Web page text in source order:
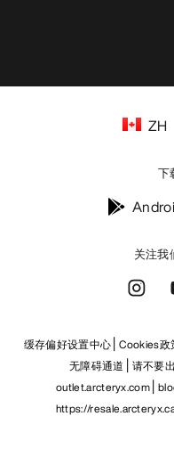
关注我
ZH
下
缓存偏好设置中心 Cookies政
无障碍通道
请不要
outlet.arcteryx.com
https://